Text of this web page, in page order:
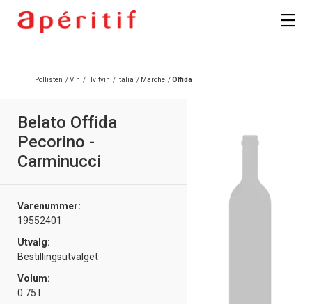
Pollisten /Vin / Hvitvin / Italia / Marche /Offida
Belato Offida
Pecorino -
Carminucci
Varenummer:
19552401
Utvalg:
Bestillingsutvalget
Volum:
0.75 l